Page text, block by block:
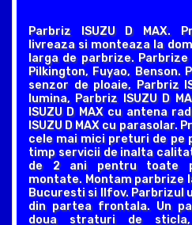
Parbriz ISUZU D MAX.
livreaza si monteaza la
larga de parbrize. Parbrize
Pilkington, Fuyao, Benson.
senzor de ploaie, Parbriz
lumina, Parbriz ISUZU D
ISUZU D MAX cu antena
ISUZU D MAX cu
cele mai mici preturi de pe
timp servicii de inalta
de 2 ani pentru toate
montate. Montam parbrize
Bucuresti si Ilfov. Parbrizul
din partea frontala. Un
doua straturi de